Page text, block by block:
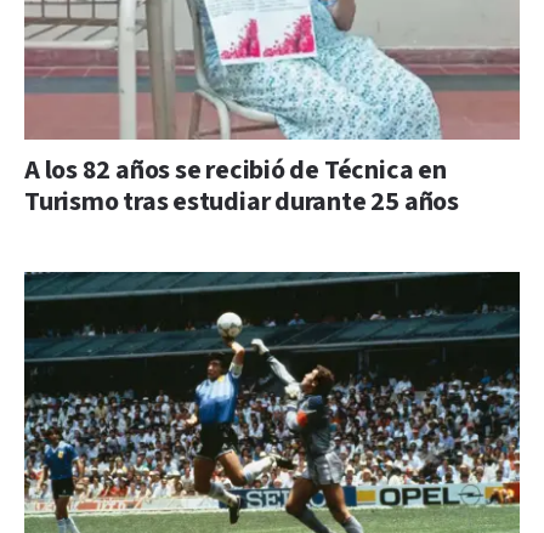
A los 82 años se recibió de Técnica en
Turismo tras estudiar durante 25 años